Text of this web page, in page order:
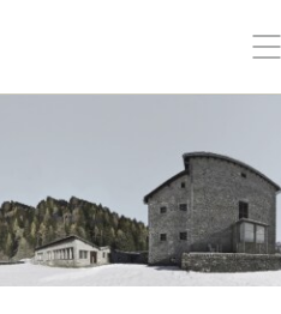
le